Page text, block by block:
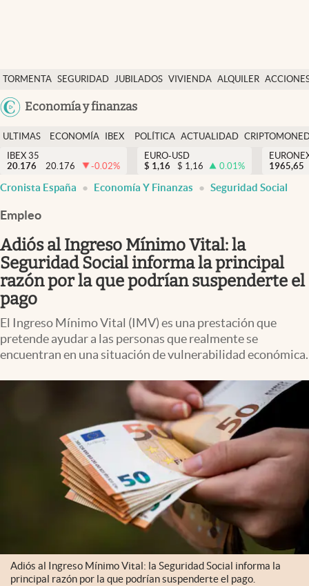
TORMENTA SEGURIDAD JUBILADOS VIVIENDA ALQUILER
USA
Colombia
Economía y finanzas
Economía y finanzas
Política
Actualidad
Criptomonedas
España
ULTIMAS
NOTICIAS
ECONOMÍA
FINANZAS
IBEX
EURO
POLÍTICA ACTUALIDAD
IBEX 35
20.176
20.176 -0.02%
EURO-USD
$ 1,16 $ 1,16 0.01%
1965,65
Cronista España Economía Y Finanzas Seguridad Social
Empleo
Adiós al Ingreso Mínimo Vital: la
Seguridad Social informa la principal
razón por la que podrían suspenderte el
pago
El Ingreso Mínimo Vital (IMV) es una prestación que
pretende ayudar a las personas que realmente se
encuentran en una situación de vulnerabilidad económica.
Adiós al Ingreso Mínimo Vital: la Seguridad Social informa la
principal razón por la que podrían suspenderte el pago.